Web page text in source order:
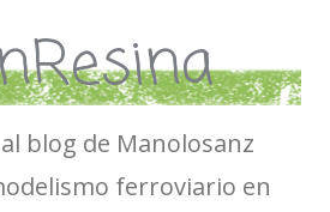
blog de Manolosanz
ferroviario en